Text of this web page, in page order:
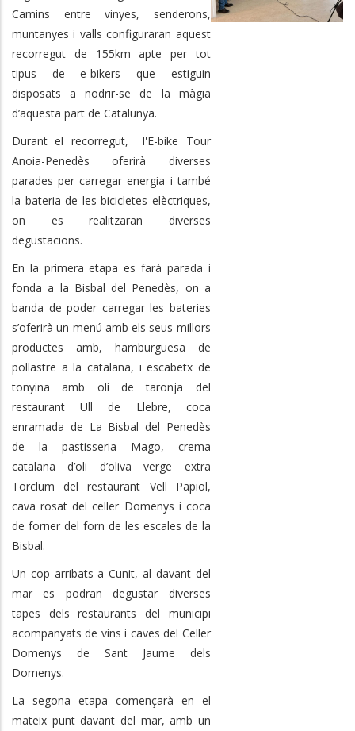
Camins entre vinyes, senderons,
muntanyes i valls configuraran aquest
recorregut de 155km apte per tot
tipus de e-bikers que estiguin
disposats a nodrir-se de la màgia
d’aquesta part de Catalunya.
Durant el recorregut, l'E-bike Tour
Anoia-Penedès oferirà diverses
parades per carregar energia i també
la bateria de les bicicletes elèctriques,
on es realitzaran diverses
degustacions.
En la primera etapa es farà parada i
fonda a la Bisbal del Penedès, on a
banda de poder carregar les bateries
s’oferirà un menú amb els seus millors
productes amb, hamburguesa de
pollastre a la catalana, i escabetx de
tonyina amb oli de taronja del
restaurant Ull de Llebre, coca
enramada de La Bisbal del Penedès
de la pastisseria Mago, crema
catalana d’oli d’oliva verge extra
Torclum del restaurant Vell Papiol,
cava rosat del celler Domenys i coca
de forner del forn de les escales de la
Bisbal.
Un cop arribats a Cunit, al davant del
mar es podran degustar diverses
tapes dels restaurants del municipi
acompanyats de vins i caves del Celler
Domenys de Sant Jaume dels
Domenys.
La segona etapa començarà en el
mateix punt davant del mar, amb un